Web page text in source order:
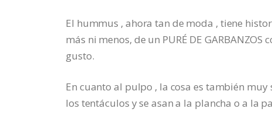
El hummus , ahora tan de moda , tiene
más ni menos, de un PURÉ DE
gusto.
En cuanto al pulpo , la cosa es también muy
los tentáculos y se asan a la plancha o a la